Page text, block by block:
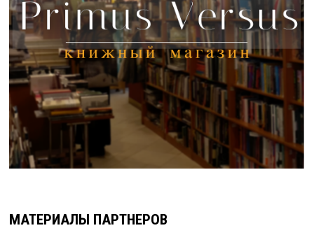
МАТЕРИАЛЫ ПАРТНЕРОВ